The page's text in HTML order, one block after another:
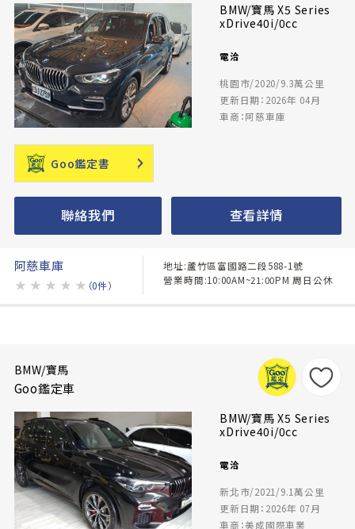
BMW/寶馬 X5 Series
xDrive40i/0cc
電洽
桃園市/2020/9.3萬公里
更新日期：2026年 04月
車商：阿慈車庫
Goo鑑定書
聯絡我們 查看詳情
阿慈車庫
★ ★ ★ ★ ★ （0件）
地址:蘆竹區富國路二段588-1號
營業時間:10:00AM~21:00PM 周日公休
BMW/寶馬
Goo鑑定車
BMW/寶馬 X5 Series
xDrive40i/0cc
電洽
新北市/2021/9.1萬公里
更新日期：2026年 07月
車商：美成國際車業